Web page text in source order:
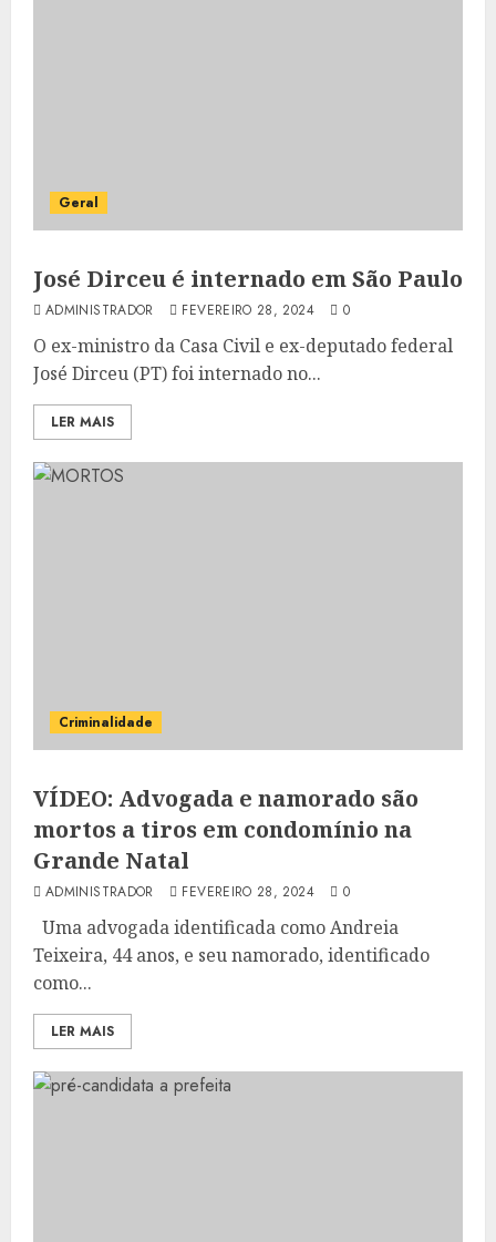
Geral
José Dirceu é internado em São Paulo
ADMINISTRADOR FEVEREIRO 28, 2024 0
O ex-ministro da Casa Civil e ex-deputado federal
José Dirceu (PT) foi internado no...
LER MAIS
Criminalidade
VÍDEO: Advogada e namorado são
mortos a tiros em condomínio na
Grande Natal
ADMINISTRADOR FEVEREIRO 28, 2024 0
Uma advogada identificada como Andreia
Teixeira, 44 anos, e seu namorado, identificado
como...
LER MAIS